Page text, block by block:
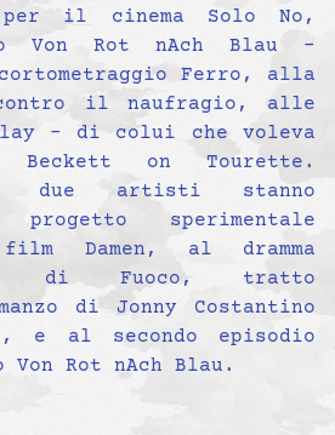
per il cinema Solo No,
Von Rot nAch Blau -
Ferro, alla
il naufragio, alle
- di colui che voleva
on Tourette.
i due artisti stanno
sperimentale
Damen, al dramma
di Fuoco, tratto
di Jonny Costantino
e al secondo episodio
Rot nAch Blau.